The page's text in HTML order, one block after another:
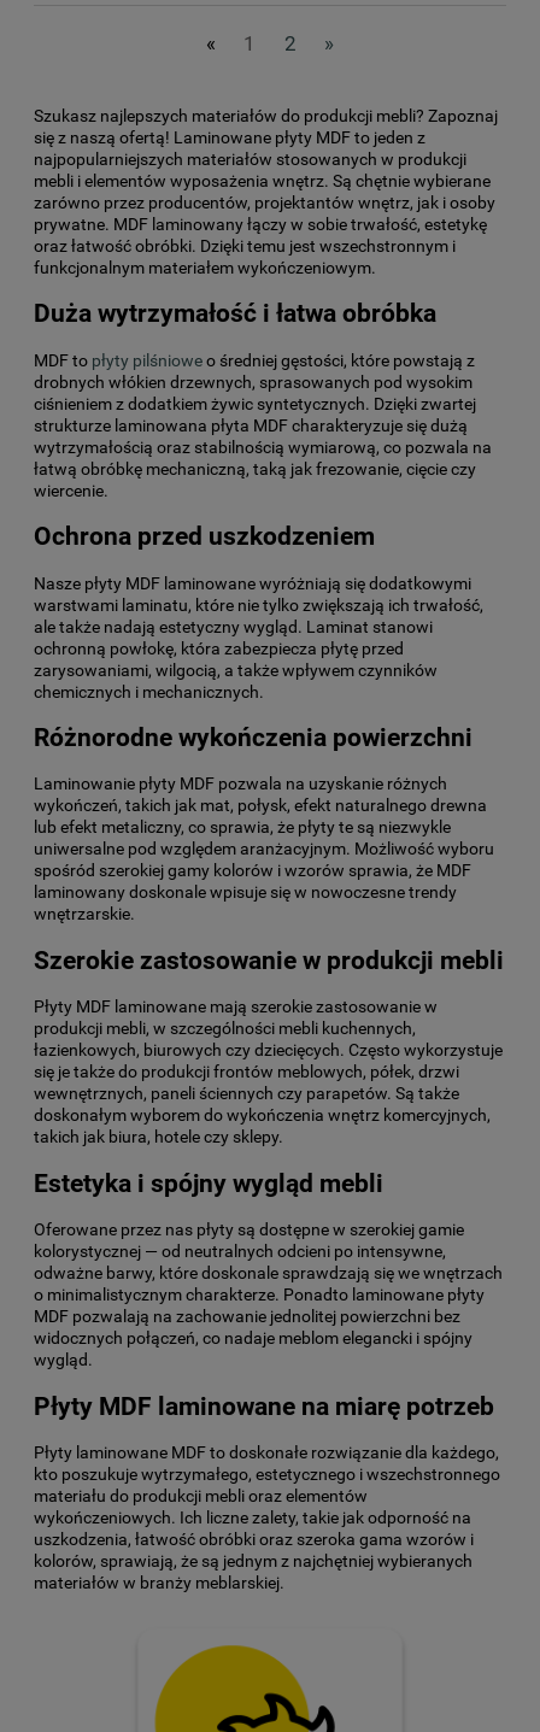
« 1 2 »
Szukasz najlepszych materiałów do produkcji mebli? Zapoznaj
się z naszą ofertą! Laminowane płyty MDF to jeden z
najpopularniejszych materiałów stosowanych w produkcji
mebli i elementów wyposażenia wnętrz. Są chętnie wybierane
zarówno przez producentów, projektantów wnętrz, jak i osoby
prywatne. MDF laminowany łączy w sobie trwałość, estetykę
oraz łatwość obróbki. Dzięki temu jest wszechstronnym i
funkcjonalnym materiałem wykończeniowym.
Duża wytrzymałość i łatwa obróbka
MDF to płyty pilśnioweo średniej gęstości, które powstają z
drobnych włókien drzewnych, sprasowanych pod wysokim
ciśnieniem z dodatkiem żywic syntetycznych. Dzięki zwartej
strukturze laminowana płyta MDF charakteryzuje się dużą
wytrzymałością oraz stabilnością wymiarową, co pozwala na
łatwą obróbkę mechaniczną, taką jak frezowanie, cięcie czy
wiercenie.
Ochrona przed uszkodzeniem
Nasze płyty MDF laminowane wyróżniają się dodatkowymi
warstwami laminatu, które nie tylko zwiększają ich trwałość,
ale także nadają estetyczny wygląd. Laminat stanowi
ochronną powłokę, która zabezpiecza płytę przed
zarysowaniami, wilgocią, a także wpływem czynników
chemicznych i mechanicznych.
Różnorodne wykończenia powierzchni
Laminowanie płyty MDF pozwala na uzyskanie różnych
wykończeń, takich jak mat, połysk, efekt naturalnego drewna
lub efekt metaliczny, co sprawia, że płyty te są niezwykle
uniwersalne pod względem aranżacyjnym. Możliwość wyboru
spośród szerokiej gamy kolorów i wzorów sprawia, że MDF
laminowany doskonale wpisuje się w nowoczesne trendy
wnętrzarskie.
Szerokie zastosowanie w produkcji mebli
Płyty MDF laminowane mają szerokie zastosowanie w
produkcji mebli, w szczególności mebli kuchennych,
łazienkowych, biurowych czy dziecięcych. Często wykorzystuje
się je także do produkcji frontów meblowych, półek, drzwi
wewnętrznych, paneli ściennych czy parapetów. Są także
doskonałym wyborem do wykończenia wnętrz komercyjnych,
takich jak biura, hotele czy sklepy.
Estetyka i spójny wygląd mebli
Oferowane przez nas płyty są dostępne w szerokiej gamie
kolorystycznej — od neutralnych odcieni po intensywne,
odważne barwy, które doskonale sprawdzają się we wnętrzach
o minimalistycznym charakterze. Ponadto laminowane płyty
MDF pozwalają na zachowanie jednolitej powierzchni bez
widocznych połączeń, co nadaje meblom elegancki i spójny
wygląd.
Płyty MDF laminowane na miarę potrzeb
Płyty laminowane MDF to doskonałe rozwiązanie dla każdego,
kto poszukuje wytrzymałego, estetycznego i wszechstronnego
materiału do produkcji mebli oraz elementów
wykończeniowych. Ich liczne zalety, takie jak odporność na
uszkodzenia, łatwość obróbki oraz szeroka gama wzorów i
kolorów, sprawiają, że są jednym z najchętniej wybieranych
materiałów w branży meblarskiej.